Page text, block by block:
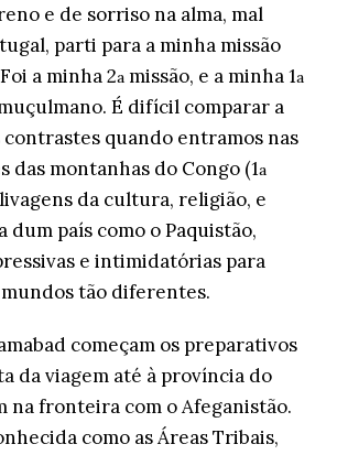
e de sorriso na alma, mal
parti para a minha missão
a minha 2a missão, e a minha 1a
É difícil comparar a
contrastes quando entramos nas
das montanhas do Congo (1a
da cultura, religião, e
dum país como o Paquistão,
e intimidatórias para
tão diferentes.
começam os preparativos
da viagem até à província do
na fronteira com o Afeganistão.
como as Áreas Tribais,